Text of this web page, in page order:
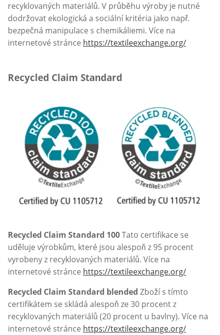
recyklovaných materiálů. V průběhu výroby je nutné
dodržovat ekologická a sociální kritéria jako např.
bezpečná manipulace s chemikáliemi. Více na
internetové stránce https://textileexchange.org/
Recycled Claim Standard
Recycled Claim Standard 100Tato certifikace se
uděluje výrobkům, které jsou alespoň z 95 procent
vyrobeny z recyklovaných materiálů. Více na
internetové stránce https://textileexchange.org/
Recycled Claim Standard blended Zboží s tímto
certifikátem se skládá alespoň ze 30 procent z
recyklovaných materiálů (20 procent u bavlny). Více na
internetové stránce https://textileexchange.org/